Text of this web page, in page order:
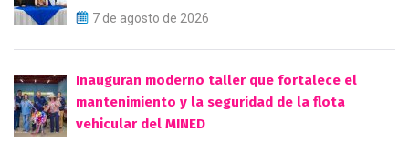
7 de agosto de 2026
Inauguran moderno taller que fortalece el
mantenimiento y la seguridad de la flota
vehicular del MINED